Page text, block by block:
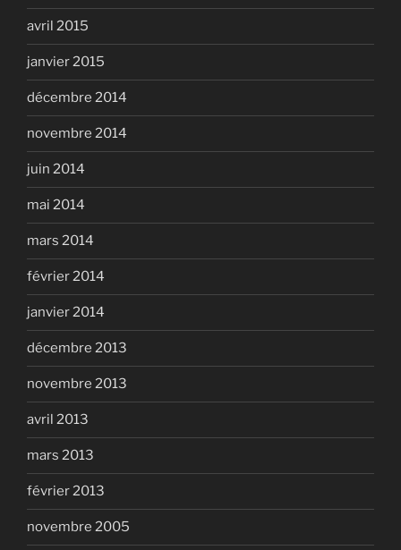
avril 2015
janvier 2015
décembre 2014
novembre 2014
juin 2014
mai 2014
mars 2014
février 2014
janvier 2014
décembre 2013
novembre 2013
avril 2013
mars 2013
février 2013
novembre 2005